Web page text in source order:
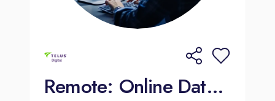
Remote: Online Data Analyst - Dutch (BE)